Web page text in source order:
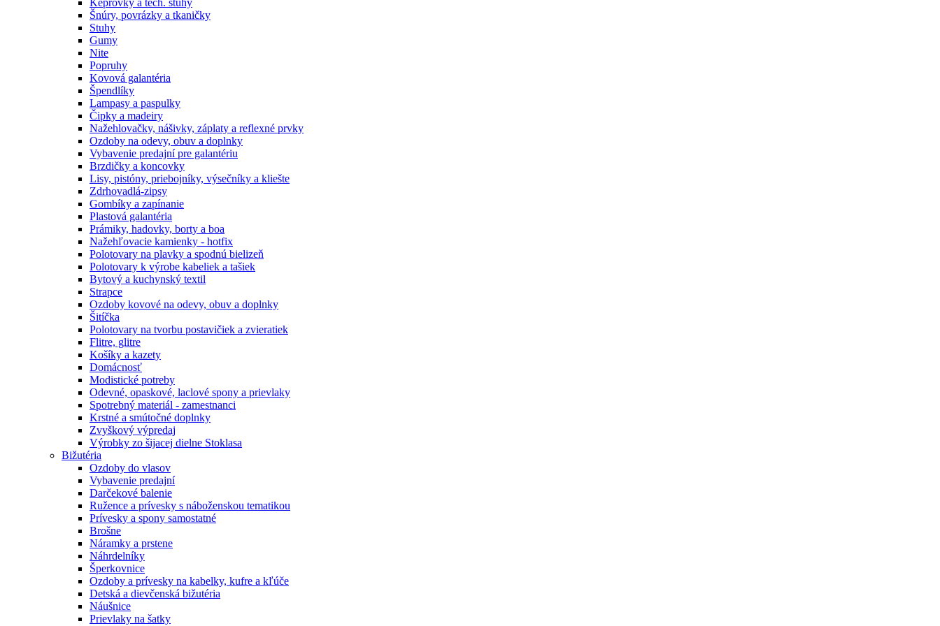
Keprovky a tech. stuhy
Šnúry, povrázky a tkaničky
Stuhy
Gumy
Nite
Popruhy
Kovová galantéria
Špendlíky
Lampasy a paspulky
Čipky a madeiry
Nažehlovačky, nášivky, záplaty a reflexné prvky
Ozdoby na odevy, obuv a doplnky
Vybavenie predajní pre galantériu
Brzdičky a koncovky
Lisy, pistóny, priebojníky, výsečníky a kliešte
Zdrhovadlá-zipsy
Gombíky a zapínanie
Plastová galantéria
Prámiky, hadovky, borty a boa
Nažehľovacie kamienky - hotfix
Polotovary na plavky a spodnú bielizeň
Polotovary k výrobe kabeliek a tašiek
Bytový a kuchynský textil
Strapce
Ozdoby kovové na odevy, obuv a doplnky
Šitíčka
Polotovary na tvorbu postavičiek a zvieratiek
Flitre, glitre
Košíky a kazety
Domácnosť
Modistické potreby
Odevné, opaskové, laclové spony a prievlaky
Spotrebný materiál - zamestnanci
Krstné a smútočné doplnky
Zvyškový výpredaj
Výrobky zo šijacej dielne Stoklasa
Bižutéria
Ozdoby do vlasov
Vybavenie predajní
Darčekové balenie
Ružence a prívesky s náboženskou tematikou
Prívesky a spony samostatné
Brošne
Náramky a prstene
Náhrdelníky
Šperkovnice
Ozdoby a prívesky na kabelky, kufre a kľúče
Detská a dievčenská bižutéria
Náušnice
Prievlaky na šatky